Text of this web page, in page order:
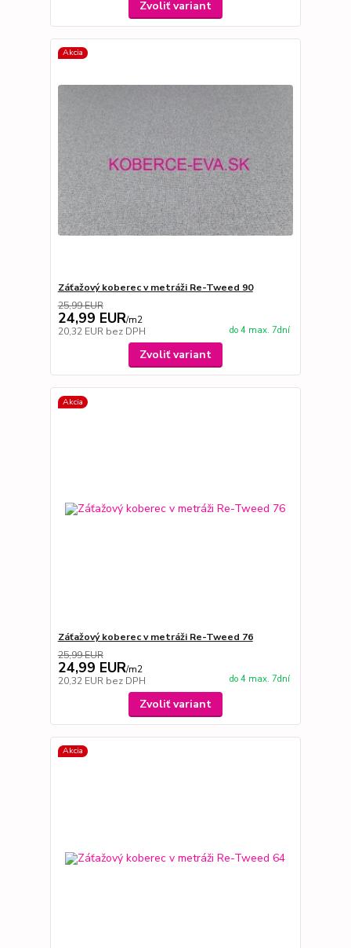
Zvoliť variant
Akcia
Záťažový koberec v metráži Re-Tweed 90
25,99 EUR
24,99 EUR/m2
20,32 EUR bez DPH do 4 max. 7dní
Zvoliť variant
Akcia
Záťažový koberec v metráži Re-Tweed 76
25,99 EUR
24,99 EUR/m2
20,32 EUR bez DPH do 4 max. 7dní
Zvoliť variant
Akcia